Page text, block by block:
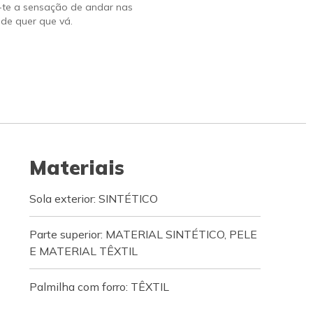
a sensação de andar nas
quer que vá.
Materiais
Sola exterior: SINTÉTICO
Parte superior: MATERIAL SINTÉTICO, PELE
E MATERIAL TÊXTIL
Palmilha com forro: TÊXTIL